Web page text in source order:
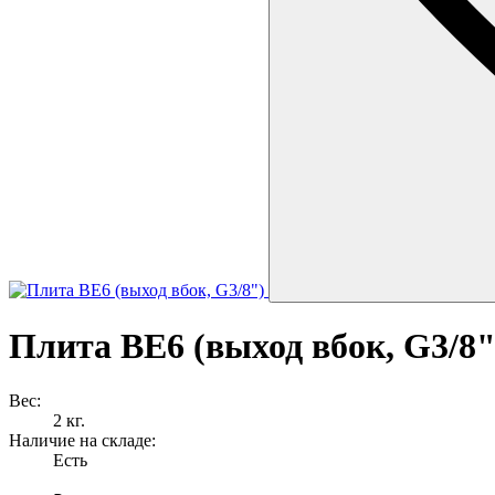
Плита ВЕ6 (выход вбок, G3/
Вес:
2 кг.
Наличие на складе:
Есть